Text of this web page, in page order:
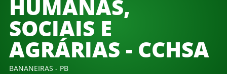
HUMANAS,
SOCIAIS E
AGRÁRIAS - CCHSA
BANANEIRAS - PB